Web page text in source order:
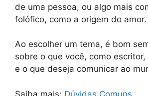
de uma pessoa, ou algo mais
folófico, como a origem do amor.
Ao escolher um tema, é bom
sobre o que você, como
e o que deseja comunicar ao
Saiba mais: Dúvidas Comuns